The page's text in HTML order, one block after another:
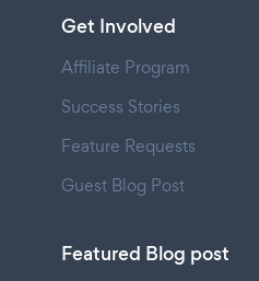
Get Involved
Affiliate Program
Success Stories
Feature Requests
Guest Blog Post
Featured Blog post